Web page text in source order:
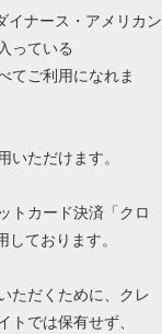
イナース・アメリカン
っている
てご利用になれま
ただけます。
トカード決済「クロ
ております。
ただくために、クレ
トでは保有せず、